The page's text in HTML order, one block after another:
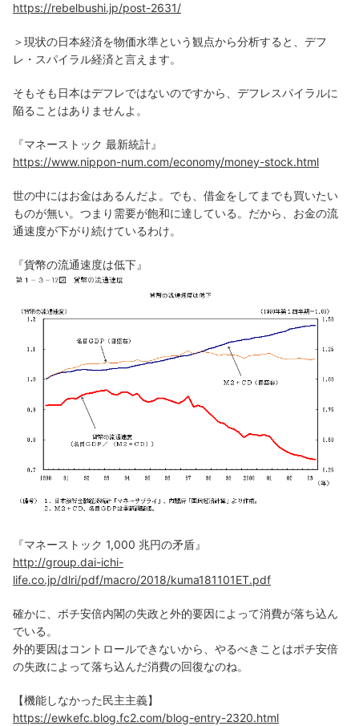
https://rebelbushi.jp/post-2631/
＞現状の日本経済を物価水準という観点から分析すると、デフ
レ・スパイラル経済と言えます。
そもそも日本はデフレではないのですから、デフレスパイラルに
陥ることはありませんよ。
『マネーストック 最新統計』
https://www.nippon-num.com/economy/money-stock.html
世の中にはお金はあるんだよ。でも、借金をしてまでも買いたい
ものが無い。つまり需要が飽和に達している。だから、お金の流
通速度が下がり続けているわけ。
『貨幣の流通速度は低下』
『マネーストック 1,000 兆円の矛盾』
http://group.dai-ichi-
life.co.jp/dlri/pdf/macro/2018/kuma181101ET.pdf
確かに、ポチ安倍内閣の失政と外的要因によって消費が落ち込ん
でいる。
外的要因はコントロールできないから、やるべきことはポチ安倍
の失政によって落ち込んだ消費の回復なのね。
【機能しなかった民主主義】
https://ewkefc.blog.fc2.com/blog-entry-2320.html